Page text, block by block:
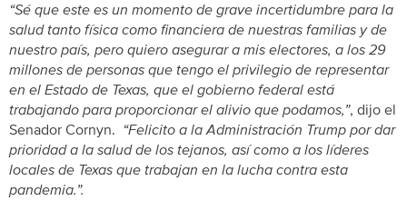
“Sé que este es un momento de grave incertidumbre para la
salud tanto física como financiera de nuestras familias y de
nuestro país, pero quiero asegurar a mis electores, a los 29
millones de personas que tengo el privilegio de representar
en el Estado de Texas, que el gobierno federal está
trabajando para proporcionar el alivio que podamos,”, dijo el
Senador Cornyn. “Felicito a la Administración Trump por dar
prioridad a la salud de los tejanos, así como a los líderes
locales de Texas que trabajan en la lucha contra esta
pandemia.”.